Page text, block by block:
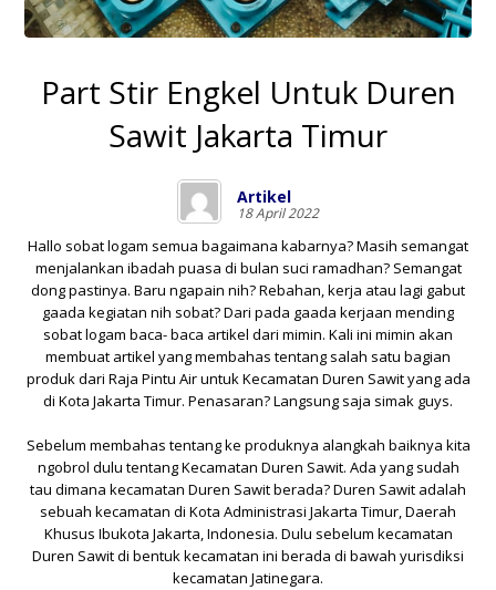
Part Stir Engkel Untuk Duren
Sawit Jakarta Timur
Artikel
18 April 2022
Hallo sobat logam semua bagaimana kabarnya? Masih semangat
menjalankan ibadah puasa di bulan suci ramadhan? Semangat
dong pastinya. Baru ngapain nih? Rebahan, kerja atau lagi gabut
gaada kegiatan nih sobat? Dari pada gaada kerjaan mending
sobat logam baca- baca artikel dari mimin. Kali ini mimin akan
membuat artikel yang membahas tentang salah satu bagian
produk dari Raja Pintu AiruntukKecamatan Duren Sawityang ada
di Kota Jakarta Timur. Penasaran? Langsung saja simak guys.
Sebelum membahas tentang ke produknya alangkah baiknya kita
ngobrol dulu tentangKecamatan Duren Sawit. Ada yang sudah
tau dimana kecamatan Duren Sawit berada? Duren Sawit adalah
sebuah kecamatan di Kota Administrasi Jakarta Timur,Daerah
Khusus Ibukota Jakarta,Indonesia. Dulu sebelum kecamatan
Duren Sawit di bentuk kecamatan ini berada di bawah yurisdiksi
kecamatan Jatinegara.